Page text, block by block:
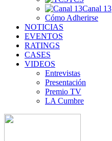
Canal 13
Cómo Adherirse
NOTICIAS
EVENTOS
RATINGS
CASES
VIDEOS
Entrevistas
Presentación
Premio TV
LA Cumbre